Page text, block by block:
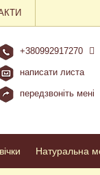
+380992917270
написати листа
передзвоніть мені
Натуральна